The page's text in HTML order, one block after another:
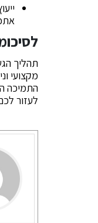
תהליך
מקצועי
לעזור